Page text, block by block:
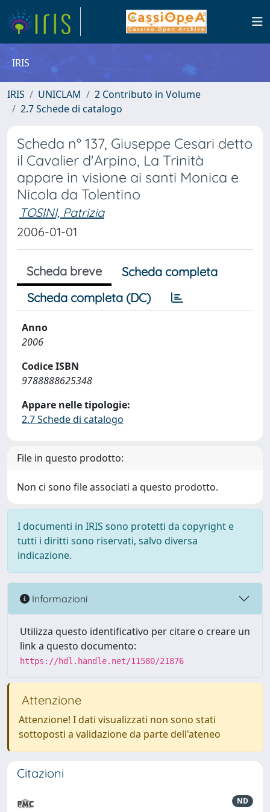
IRIS
IRIS UNICLAM
2 Contributo in Volume
2.7 Schede di catalogo
Scheda n° 137, Giuseppe Cesari detto
il Cavalier d'Arpino, La Trinità
appare in visione ai santi Monica e
Nicola da Tolentino
TOSINI, Patrizia
2006-01-01
Scheda breve
Scheda completa
Scheda completa (DC)
Anno
2006
Codice ISBN
9788888625348
Appare nelle tipologie:
2.7 Schede di catalogo
File in questo prodotto:
Non ci sono file associati a questo prodotto.
I documenti in IRIS sono protetti da copyright e
tutti i diritti sono riservati, salvo diversa
indicazione.
Informazioni
Utilizza questo identificativo per citare o creare un
link a questo documento:
https://hdl.handle.net/11580/21876
Attenzione
Attenzione! I dati visualizzati non sono stati
sottoposti a validazione da parte dell'ateneo
Citazioni
ND